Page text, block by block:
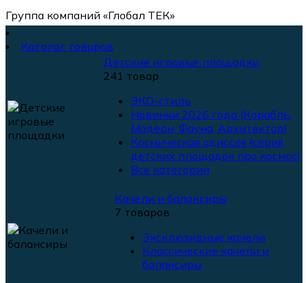
Группа компаний «Глобал ТЕК»
Каталог товаров
Детские игровые площадки
241 товар
ЭКО-стиль
Новинки 2026 года (Корабль,
Модерн, Фауна, Архитектор)
Космическая одиссея (серия
детских площадок про космос)
Все категории
Качели и балансиры
7 товаров
Эксклюзивные качели
Классические качели и
балансиры